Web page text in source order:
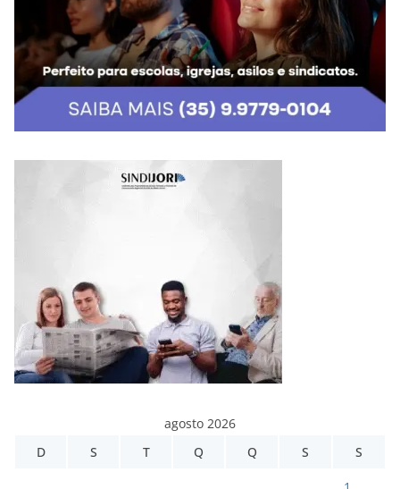
agosto 2026
D
S T Q Q S S